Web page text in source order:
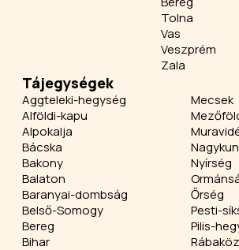
Tolna
Vas
Veszprém
Zala
Tájegységek
Aggteleki-hegység
Alföldi-kapu
Alpokalja
Bácska
Bakony
Balaton
Baranyai-dombság
Belső-Somogy
Bereg
Bihar
Mecsek
Nyírség
Őrség
Pesti-
Pilis-
Rábaköz